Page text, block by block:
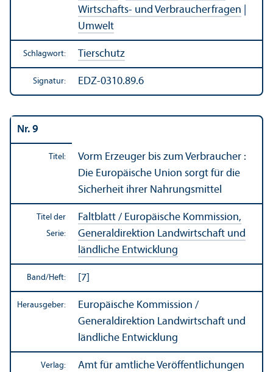
Wirtschafts- und Verbraucherfragen
Umwelt
Schlagwort: Tierschutz
Signatur: EDZ-0310.89.6
Nr. 9
Titel:
Vorm Erzeuger bis zum Verbraucher :
Die Europäische Union sorgt für die
Sicherheit ihrer Nahrungs­mittel
Titel der
Serie:
Faltblatt / Europäische Kommission,
Generaldirektion Landwirtschaft und
ländliche Entwicklung
Band/Heft: [7]
Herausgeber:
Europäische Kommission /
Generaldirektion Landwirtschaft und
ländliche Entwicklung
Verlag:
Amt für amtliche Veröffentlichungen